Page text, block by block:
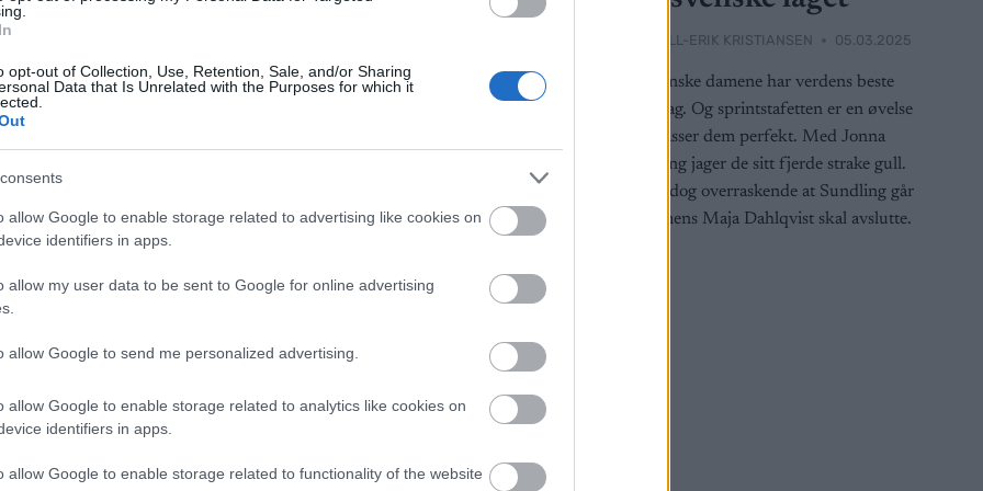
opt-out of Collection, Use, Retention, Sale, and/or Sharing
Data that Is Unrelated with the Purposes for which it
allow Google to enable storage related to advertising like cookies on
identifiers in apps.
allow my user data to be sent to Google for online advertising
allow Google to send me personalized advertising.
allow Google to enable storage related to analytics like cookies on
identifiers in apps.
allow Google to enable storage related to functionality of the website
KRISTIANSEN
stafett har tradisjoner helt
Forskjellige nasjoner har
i VM-sammenheng på
og vi blir ikke slått i
etapper blitt forkortet med
Med Johannes Høsflot Klæbo som
europeiske landene er best i skøyting.
stiller Norge med de to beste fra
KJELL-ERIK KRISTIANSEN 05.03.2025
De svenske damene har verdens beste
sprintlag. Og sprintstafetten er en øvelse
som passer dem perfekt. Med Jonna
Sundling jager de sitt fjerde strake gull.
Det er dog overraskende at Sundling går
først mens Maja Dahlqvist skal avslutte.